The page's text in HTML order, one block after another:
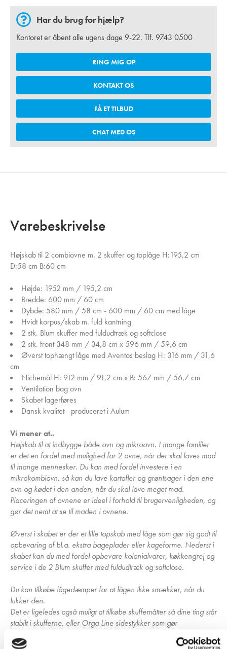
Har du brug for hjælp?
Kontoret er åbent alle ugens dage 9-22. Tlf. 9743 0500
RING MIG OP
KONTAKT OS
FÅ ET TILBUD
CHAT MED OS
Varebeskrivelse
Højskab til 2 combiovne m. 2 skuffer og toplåge H:195,2 cm
D:58 cm B:60 cm
Højde: 1952 mm / 195,2 cm
Bredde: 600 mm / 60 cm
Dybde: 580 mm / 58 cm - 600 mm / 60 cm med låge
Hvidt korpus/skab m. fuld kantning
2 stk. Blum skuffer med fuldudtræk og softclose
2 stk. front 348 mm / 34,8 cm x 596 mm / 59,6 cm
Øverst tophængt låge med Aventos beslag H: 316 mm / 31,6
cm
Nichemål H: 912 mm / 91,2 cm x B: 567 mm / 56,7 cm
Ventilation bag ovn
Skabet lagerføres
Dansk kvalitet - produceret i Aulum
Vi mener at..
Højskab til at indbygge både ovn og mikroovn. I mange familier
er det en fordel med mulighed for 2 ovne, når der skal laves mad
til mange mennesker. Du kan med fordel investere i en
mikrokombiovn, så kan du lave kartofler og grøntsager i den ene
ovn og kødet i den anden, når du skal lave meget mad.
Placeringen af ovnene er ideel i forhold til brugervenligheden, og
gør det nemt at se til maden i ovnene.
Øverst i skabet er der et lille topskab med låge som gør sig godt til
opbevaring af bl.a. ekstra bageplader eller kageforme. Nederst i
skabet kan du med fordel opbevare kolonialvarer, køkkengrej og
service i de 2 Blum skuffer med fuldudtræk og softclose.
Du kan tilkøbe lågedæmper for at lågen ikke smækker, når du
lukker den.
Det er ligeledes også muligt at tilkøbe skuffemåtter så dine ting står
stabilt i skufferne, eller Orga Line sidestykker som gør
nemt at organisere dine skuffer.